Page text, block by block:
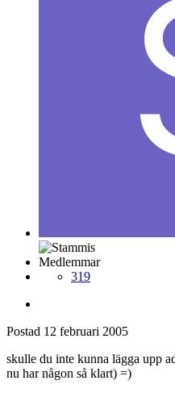
Medlemmar
319
Postad 12 februari 2005
skulle du inte kunna lägga upp
nu har någon så klart) =)